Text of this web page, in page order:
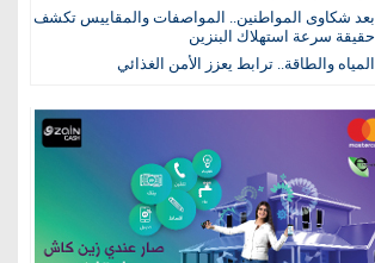
بعد شكاوى المواطنين.. المواصفات والمقاييس تكشف
حقيقة سرعة استهلاك البنزين
المياه والطاقة.. ترابط يعزز الأمن الغذائي